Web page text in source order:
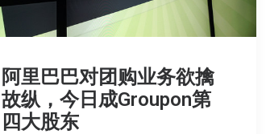
阿里巴巴对团购业务欲擒
故纵，今日成Groupon第
四大股东